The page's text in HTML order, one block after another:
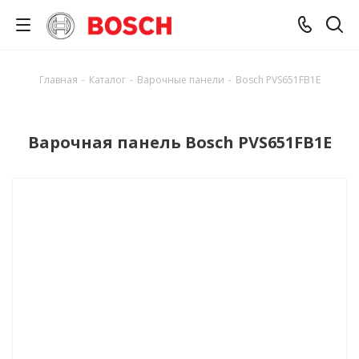
Главная - Каталог - Варочные панели - Bosch PVS651FB1E
Варочная панель Bosch PVS651FB1E